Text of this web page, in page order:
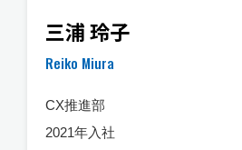
三浦 玲子
Reiko Miura
CX推進部
2021年入社